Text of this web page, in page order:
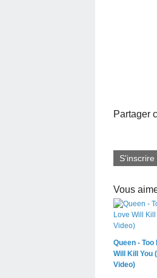
Partager
Vous
Queen -
Will Kill You
Video)